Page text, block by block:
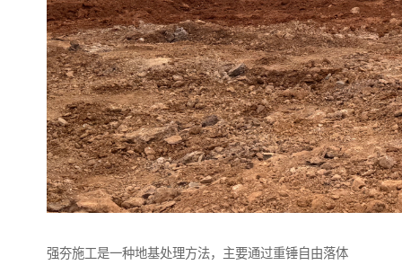
强夯施工是一种地基处理方法，主要通过重锤自由落体